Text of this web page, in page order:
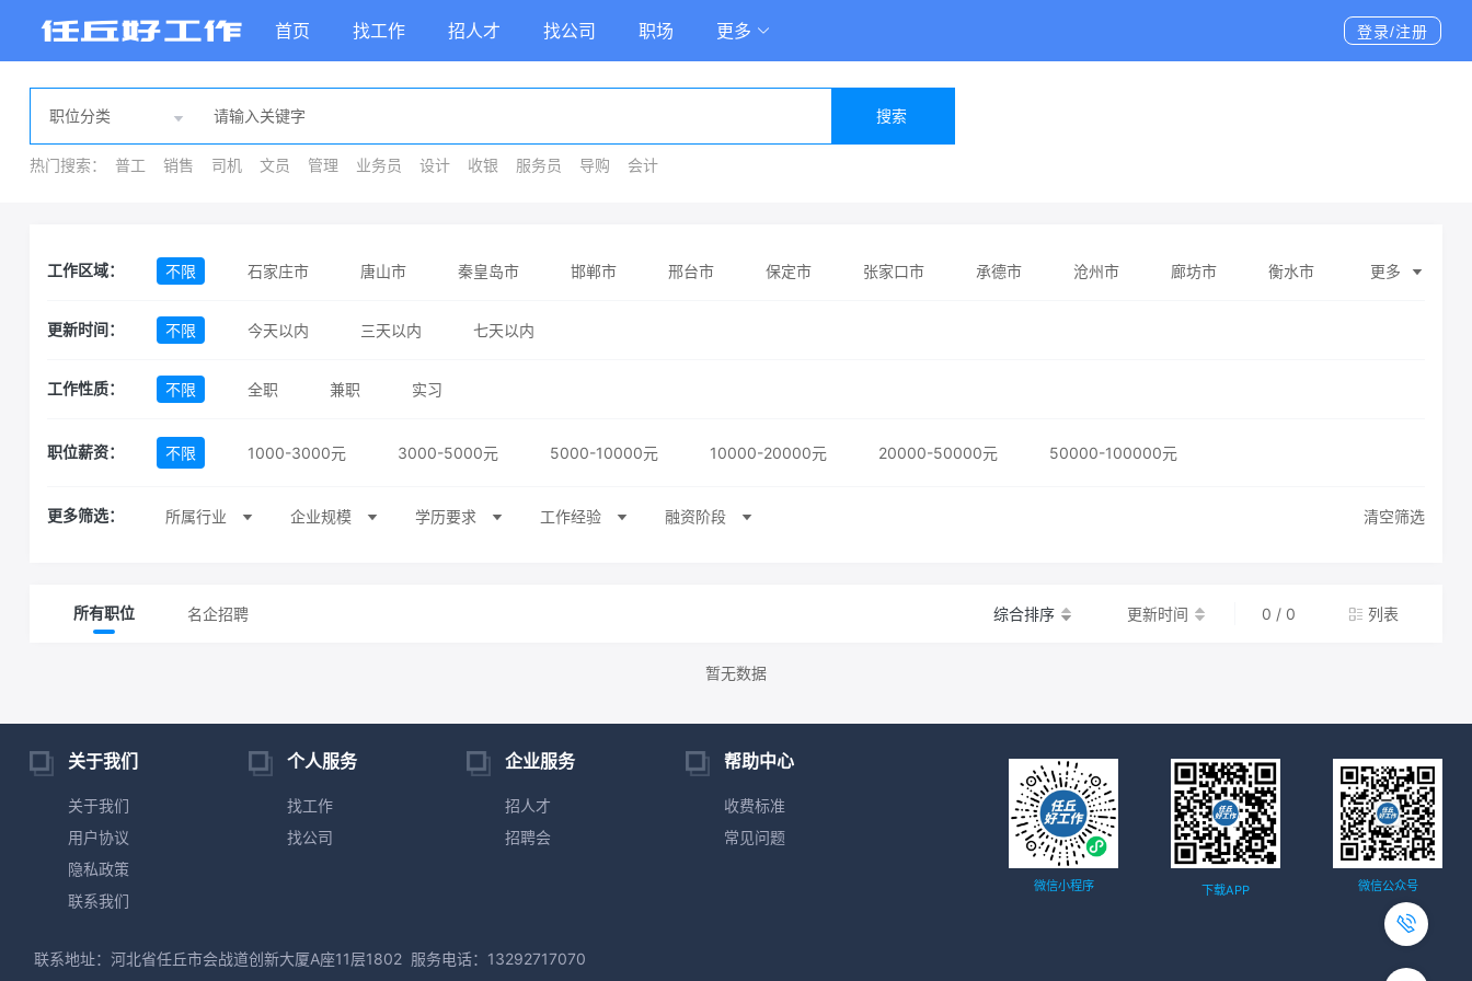
首页 找工作 招人才 找公司 职场 更多 登录/注册
搜索
热门搜索： 普工 销售 司机 文员 管理 业务员 设计 收银 服务员 导购 会计
工作区域： 不限 石家庄市 唐山市 秦皇岛市 邯郸市 邢台市 保定市 张家口市 承德市 沧州市 廊坊市 衡水市 更多
更新时间： 不限 今天以内 三天以内 七天以内
工作性质： 不限 全职 兼职 实习
职位薪资： 不限 1000-3000元 3000-5000元 5000-10000元 10000-20000元 20000-50000元 50000-100000元
更多筛选： 所属行业 企业规模 学历要求 工作经验 融资阶段 清空筛选
所有职位 名企招聘 综合排序 更新时间 0 / 0 列表
暂无数据
关于我们
关于我们
用户协议
隐私政策
联系我们
个人服务
找工作
找公司
企业服务
招人才
招聘会
帮助中心
收费标准
常见问题
微信小程序 下载APP 微信公众号
联系地址：河北省任丘市会战道创新大厦A座11层1802 服务电话：13292717070